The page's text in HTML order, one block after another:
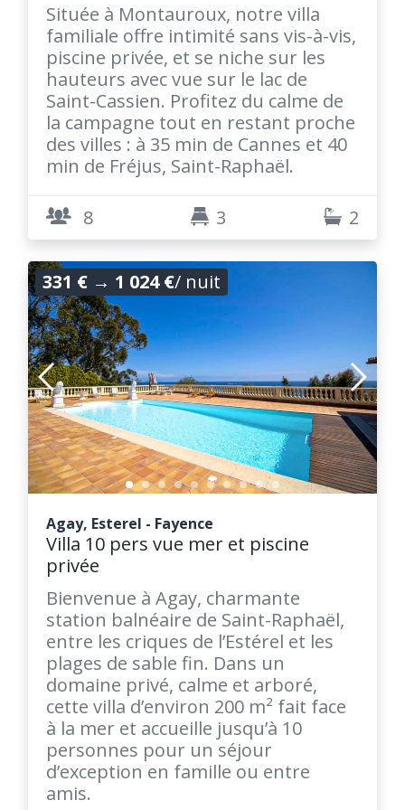
Située à Montauroux, notre villa
familiale offre intimité sans vis-à-vis,
piscine privée, et se niche sur les
hauteurs avec vue sur le lac de
Saint-Cassien. Profitez du calme de
la campagne tout en restant proche
des villes : à 35 min de Cannes et 40
min de Fréjus, Saint-Raphaël.
8 3 2
331 € → 1 024 €/ nuit
Agay, Esterel - Fayence
Villa 10 pers vue mer et piscine
privée
Bienvenue à Agay, charmante
station balnéaire de Saint-Raphaël,
entre les criques de l’Estérel et les
plages de sable fin. Dans un
domaine privé, calme et arboré,
cette villa d’environ 200 m² fait face
à la mer et accueille jusqu’à 10
personnes pour un séjour
d’exception en famille ou entre
amis.